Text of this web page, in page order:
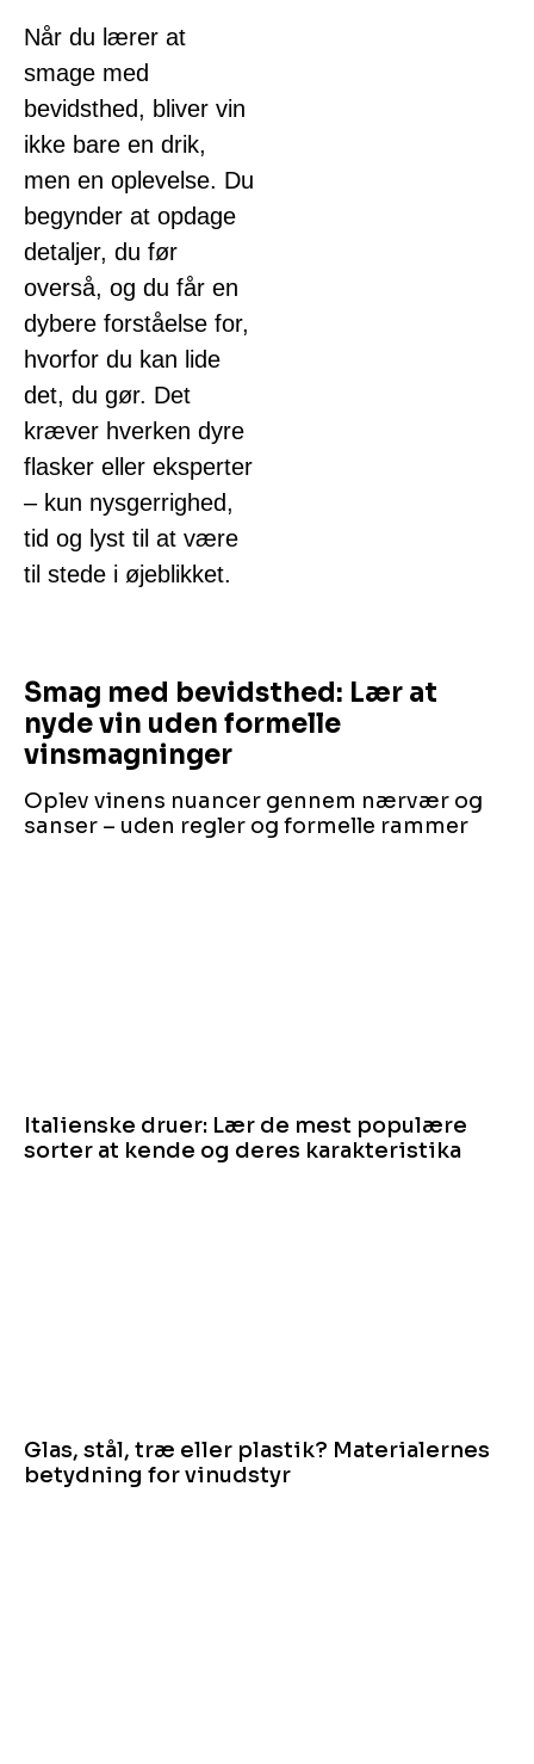
Når du lærer at
smage med
bevidsthed, bliver vin
ikke bare en drik,
men en oplevelse. Du
begynder at opdage
detaljer, du før
overså, og du får en
dybere forståelse for,
hvorfor du kan lide
det, du gør. Det
kræver hverken dyre
flasker eller eksperter
– kun nysgerrighed,
tid og lyst til at være
til stede i øjeblikket.
Smag med bevidsthed: Lær at
nyde vin uden formelle
vinsmagninger
Oplev vinens nuancer gennem nærvær og
sanser – uden regler og formelle rammer
Italienske druer: Lær de mest populære
sorter at kende og deres karakteristika
Glas, stål, træ eller plastik? Materialernes
betydning for vinudstyr